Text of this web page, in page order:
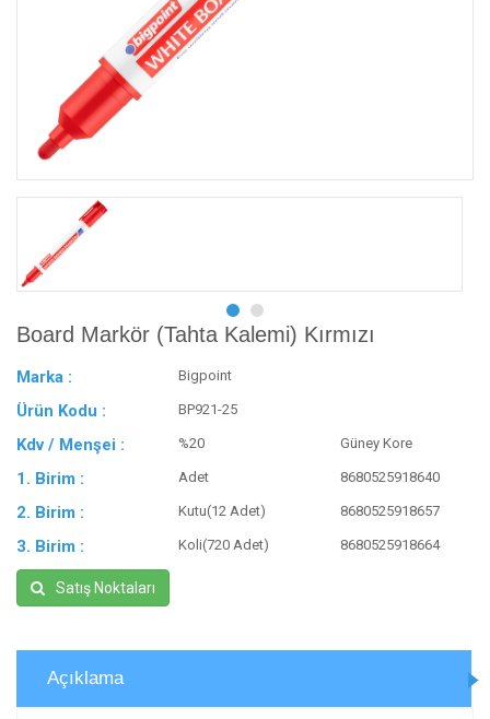
Board Markör (Tahta Kalemi) Kırmızı
Marka : Bigpoint
Ürün Kodu : BP921-25
Kdv / Menşei : %20 Güney Kore
1. Birim : Adet 8680525918640
2. Birim : Kutu(12 Adet) 8680525918657
3. Birim : Koli(720 Adet) 8680525918664
Satış Noktaları
Açıklama